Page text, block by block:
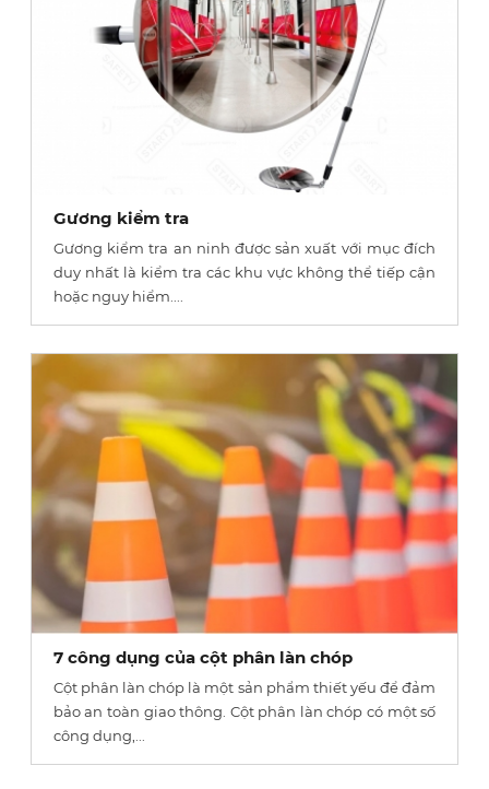
Gương kiểm tra
Gương kiểm tra an ninh được sản xuất với mục đích
duy nhất là kiểm tra các khu vực không thể tiếp cận
hoặc nguy hiểm....
7 công dụng của cột phân làn chóp
Cột phân làn chóp là một sản phẩm thiết yếu để đảm
bảo an toàn giao thông. Cột phân làn chóp có một số
công dụng,...